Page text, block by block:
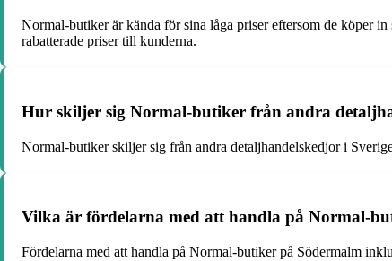
Normal-butiker är kända för sina låga priser eftersom de köper
rabatterade priser till kunderna.
Hur skiljer sig Normal-butiker från andra
Normal-butiker skiljer sig från andra detaljhandelskedjor i
Vilka är fördelarna med att handla på Normal-
Fördelarna med att handla på Normal-butiker på Södermalm